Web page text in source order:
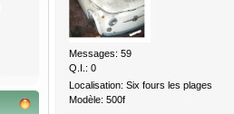
Messages: 59
Q.I.: 0
Localisation: Six fours les plages
Modèle: 500f